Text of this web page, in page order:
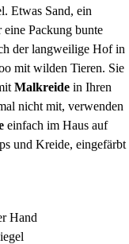
Etwas Sand, ein
Packung bunte
der langweilige Hof in
mit wilden Tieren. Sie
Malkreide in Ihren
nicht mit, verwenden
einfach im Haus auf
und Kreide, eingefärbt
Hand